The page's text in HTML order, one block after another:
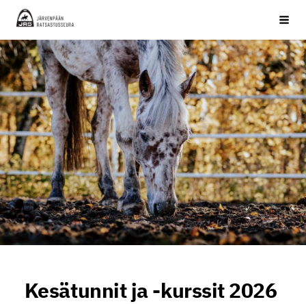
Siirry
sivun
sisältöön
JRS ry
Kesätunnit ja -kurssit 2026